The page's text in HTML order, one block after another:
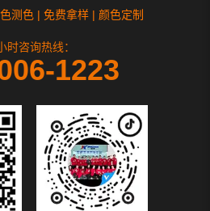
测色 | 免费拿样 | 颜色定制
时咨询热线：
1223